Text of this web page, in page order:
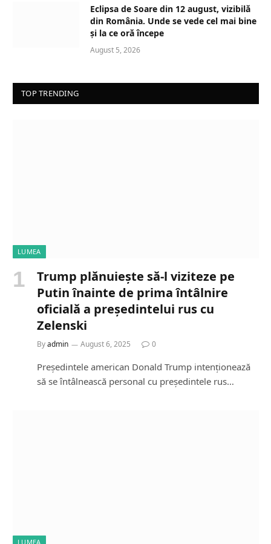
Eclipsa de Soare din 12 august, vizibilă
din România. Unde se vede cel mai bine
și la ce oră începe
August 5, 2026
TOP TRENDING
LUMEA
Trump plănuiește să-l viziteze pe
Putin înainte de prima întâlnire
oficială a președintelui rus cu
Zelenski
Byadmin August 6, 2025 0
Președintele american Donald Trump intenționează
să se întâlnească personal cu președintele rus…
LUMEA